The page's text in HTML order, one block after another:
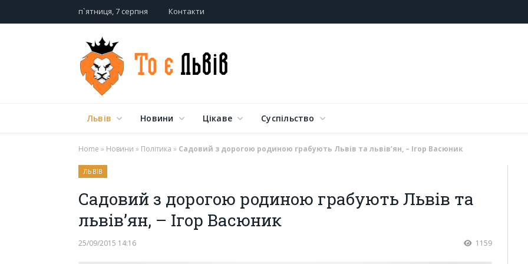
п`ятниця, 7 серпня Контакти
Львів Новини Цікаве Суспільство
Home » Новини » Політика » Садовий з дорогою родиною грабують Львів та львів’ян, – Ігор Васюник
ЛЬВІВ
Садовий з дорогою родиною грабують Львів та
львів’ян, – Ігор Васюник
25/09/2015 14:16 1159